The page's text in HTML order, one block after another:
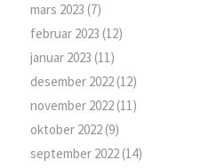
mars 2023 (7)
februar 2023 (12)
januar 2023 (11)
desember 2022(12)
november 2022(11)
oktober 2022(9)
september 2022(14)